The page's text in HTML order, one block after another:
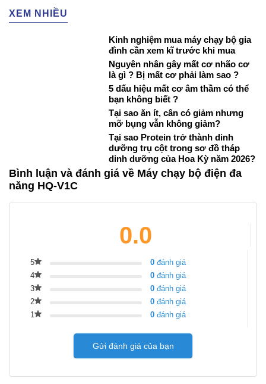
XEM NHIỀU
Kinh nghiệm mua máy chạy bộ gia
đình cần xem kĩ trước khi mua
Nguyên nhân gây mất cơ nhão cơ
là gì ? Bị mất cơ phải làm sao ?
5 dấu hiệu mất cơ âm thầm có thể
bạn không biết ?
Tại sao ăn ít, cân có giảm nhưng
mỡ bụng vẫn không giảm?
Tại sao Protein trở thành dinh
dưỡng trụ cột trong sơ đồ tháp
dinh dưỡng của Hoa Kỳ năm 2026?
Bình luận và đánh giá về Máy chạy bộ điện đa
năng HQ-V1C
0.0
5 0 đánh giá
4
0 đánh giá
3
0 đánh giá
2
0 đánh giá
1
0 đánh giá
Gửi đánh giá của bạn